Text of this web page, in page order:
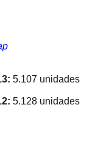
5.107 unidades
5.128 unidades